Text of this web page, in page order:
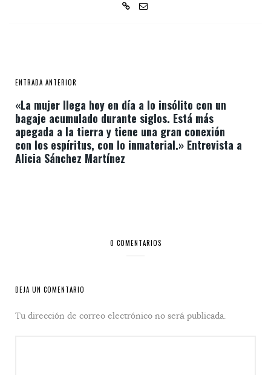
ENTRADA ANTERIOR
«La mujer llega hoy en día a lo insólito con un
bagaje acumulado durante siglos. Está más
apegada a la tierra y tiene una gran conexión
con los espíritus, con lo inmaterial.» Entrevista a
Alicia Sánchez Martínez
0 COMENTARIOS
DEJA UN COMENTARIO
Tu dirección de correo electrónico no será publicada.